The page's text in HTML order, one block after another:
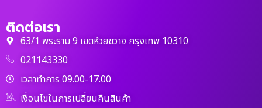
ติดต่อเรา
63/1 พระราม 9 เขตห้วยขวาง กรุงเทพ 10310
021143330
เวลาทำการ 09.00-17.00
เงื่อนไขในการเปลี่ยนคืนสินค้า